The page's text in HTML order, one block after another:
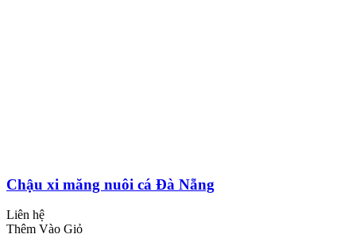
Chậu xi măng nuôi cá Đà Nẵng
Liên hệ
Thêm Vào Giỏ